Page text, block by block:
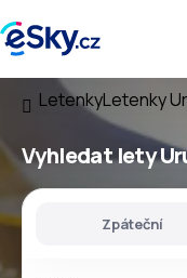
LetenkyLetenky
Vyhledat lety
Zpáteční